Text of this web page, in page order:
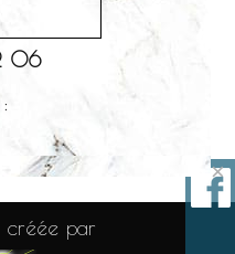
06
créée par
×